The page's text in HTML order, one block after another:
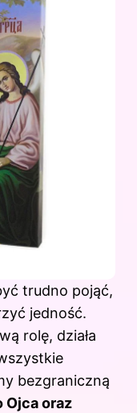
trudno pojąć,
jedność.
rolę, działa
bezgraniczną
Ojca oraz